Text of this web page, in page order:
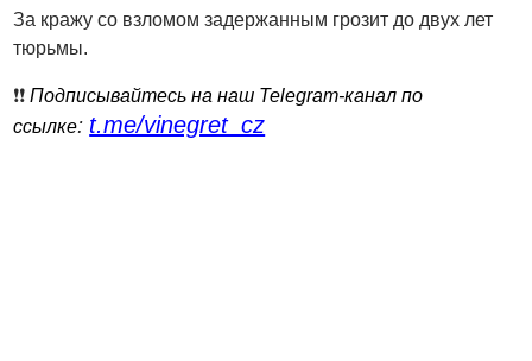
За кражу со взломом задержанным грозит до двух лет
тюрьмы.
❗️❗️Подписывайтесь на наш Telegram-канал по
ссылке: t.me/vinegret_cz